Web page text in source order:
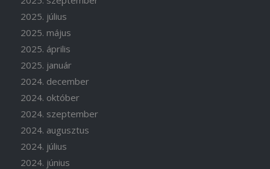
2025. július
2025. május
2025. április
2025. január
2024. december
2024. október
2024. szeptember
2024. augusztus
2024. július
2024. június